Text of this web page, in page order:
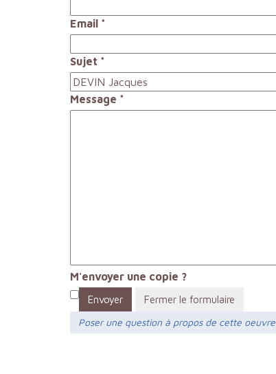
Email *
Sujet *
Message *
M'envoyer une copie ?
Envoyer
Fermer le formulaire
Poser une question à propos de cette oeuvre